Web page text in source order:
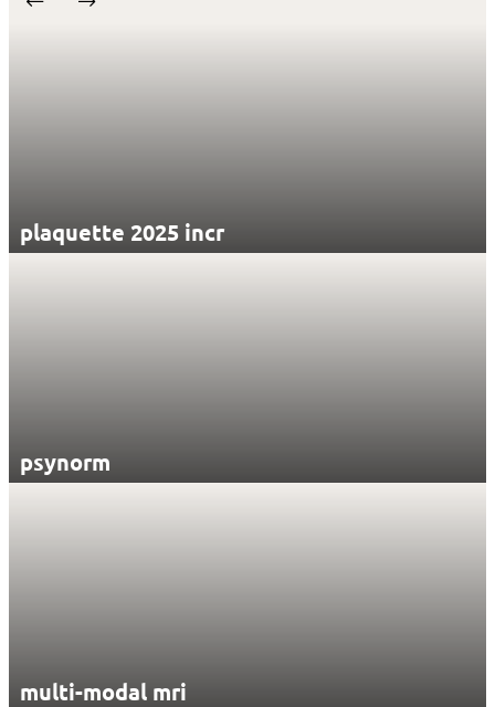
plaquette 2025 incr
psynorm
multi-modal mri